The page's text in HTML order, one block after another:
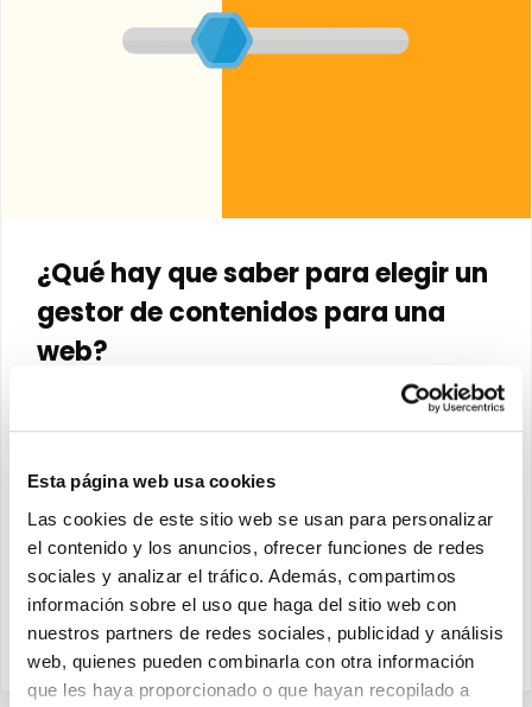
Esta página web usa cookies
Las cookies de este sitio web se usan para personalizar
el contenido y los anuncios, ofrecer funciones de redes
sociales y analizar el tráfico. Además, compartimos
información sobre el uso que haga del sitio web con
nuestros partners de redes sociales, publicidad y análisis
web, quienes pueden combinarla con otra información
que les haya proporcionado o que hayan recopilado a
¿Qué hay que saber para elegir un
gestor de contenidos para una
web?
cuenta algunos aspectos para entender que no es
de ellas son por definición contradictorias. Ahora bien, no
quiere decir que sea imposible. Solo hay que identificar las
partes para obtener el mejor…
Leer más